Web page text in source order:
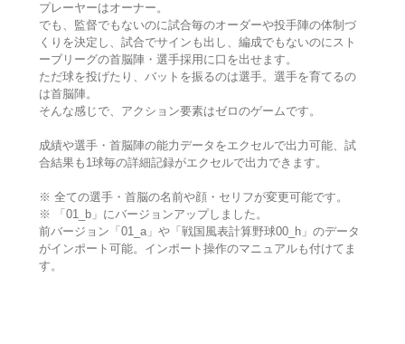
プレーヤーはオーナー。
でも、監督でもないのに試合毎のオーダーや投手陣の体制づ
くりを決定し、試合でサインも出し、編成でもないのにスト
ーブリーグの首脳陣・選手採用に口を出せます。
ただ球を投げたり、バットを振るのは選手。選手を育てるの
は首脳陣。
そんな感じで、アクション要素はゼロのゲームです。
成績や選手・首脳陣の能力データをエクセルで出力可能、試
合結果も1球毎の詳細記録がエクセルで出力できます。
※ 全ての選手・首脳の名前や顔・セリフが変更可能です。
※ 「01_b」にバージョンアップしました。
前バージョン「01_a」や「戦国風表計算野球00_h」のデータ
がインポート可能。インポート操作のマニュアルも付けてま
す。